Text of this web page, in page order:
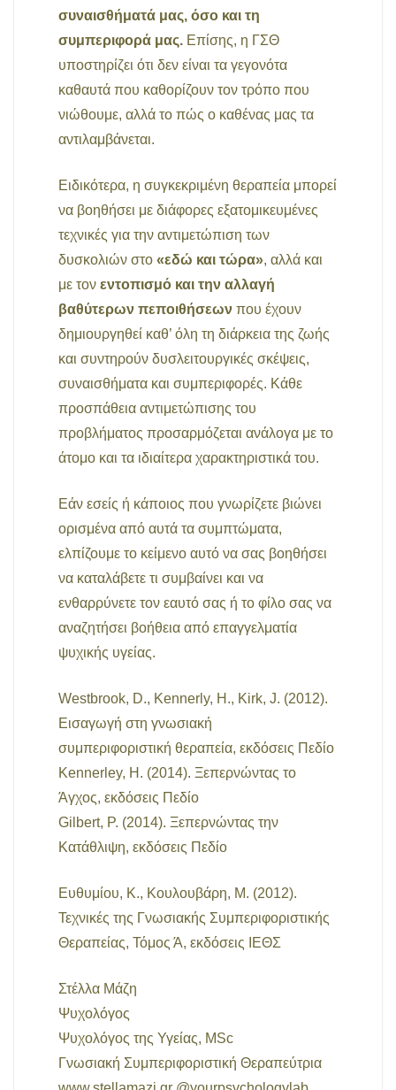
συναισθήματά μας, όσο και τη
συμπεριφορά μας. Επίσης, η ΓΣΘ
υποστηρίζει ότι δεν είναι τα γεγονότα
καθαυτά που καθορίζουν τον τρόπο που
νιώθουμε, αλλά το πώς ο καθένας μας τα
αντιλαμβάνεται.
Ειδικότερα, η συγκεκριμένη θεραπεία μπορεί
να βοηθήσει με διάφορες εξατομικευμένες
τεχνικές για την αντιμετώπιση των
δυσκολιών στο «εδώ και τώρα», αλλά και
με τον εντοπισμό και την αλλαγή
βαθύτερων πεποιθήσεων που έχουν
δημιουργηθεί καθ’ όλη τη διάρκεια της ζωής
και συντηρούν δυσλειτουργικές σκέψεις,
συναισθήματα και συμπεριφορές. Κάθε
προσπάθεια αντιμετώπισης του
προβλήματος προσαρμόζεται ανάλογα με το
άτομο και τα ιδιαίτερα χαρακτηριστικά του.
Εάν εσείς ή κάποιος που γνωρίζετε βιώνει
ορισμένα από αυτά τα συμπτώματα,
ελπίζουμε το κείμενο αυτό να σας βοηθήσει
να καταλάβετε τι συμβαίνει και να
ενθαρρύνετε τον εαυτό σας ή το φίλο σας να
αναζητήσει βοήθεια από επαγγελματία
ψυχικής υγείας.
Westbrook, D., Kennerly, H., Kirk, J. (2012).
Εισαγωγή στη γνωσιακή
συμπεριφοριστική θεραπεία, εκδόσεις Πεδίο
Kennerley, H. (2014). Ξεπερνώντας το
Άγχος, εκδόσεις Πεδίο
Gilbert, P. (2014). Ξεπερνώντας την
Κατάθλιψη, εκδόσεις Πεδίο
Ευθυμίου, Κ., Κουλουβάρη, Μ. (2012).
Τεχνικές της Γνωσιακής Συμπεριφοριστικής
Θεραπείας, Τόμος Ά, εκδόσεις ΙΕΘΣ
Στέλλα Μάζη
Ψυχολόγος
Ψυχολόγος της Υγείας, MSc
Γνωσιακή Συμπεριφοριστική Θεραπεύτρια